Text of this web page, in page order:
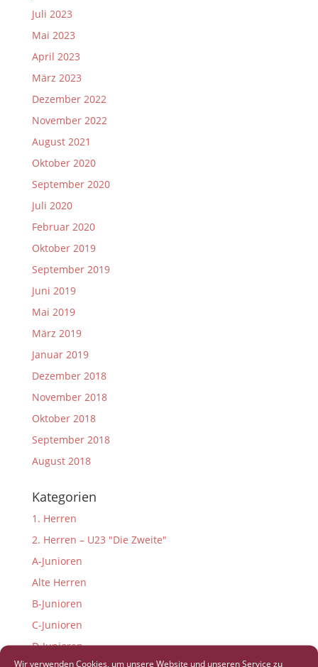
Wir verwenden Cookies, um unsere Website und unseren Service zu
Juli 2023
Mai 2023
April 2023
März 2023
Dezember 2022
November 2022
August 2021
Oktober 2020
September 2020
Juli 2020
Februar 2020
Oktober 2019
September 2019
Juni 2019
Mai 2019
März 2019
Januar 2019
Dezember 2018
November 2018
Oktober 2018
September 2018
August 2018
Kategorien
1. Herren
2. Herren – U23 "Die Zweite"
A-Junioren
Alte Herren
B-Junioren
C-Junioren
D-Junioren